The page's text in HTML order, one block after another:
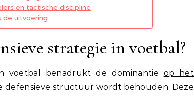
en tactische discipline
de uitvoering
strategie in voetbal?
voetbal benadrukt de dominantie op het
defensieve structuur wordt behouden. Deze